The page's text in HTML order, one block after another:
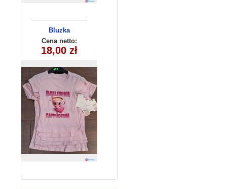
Bluzka
dziewczęca
270625-3(4-14)
6szt
Cena netto:
18,00 zł